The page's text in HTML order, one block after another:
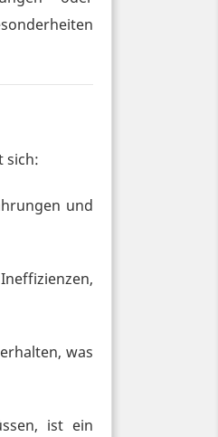
sich:
und
was
ist ein